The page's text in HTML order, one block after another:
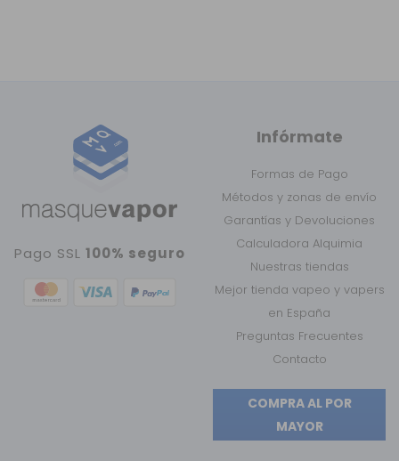
Pago SSL100% seguro
Infórmate
Formas de Pago
Métodos y zonas de envío
Garantías y Devoluciones
Calculadora Alquimia
Nuestras tiendas
Mejor tienda vapeo y vapers
en España
Preguntas Frecuentes
Contacto
COMPRA AL POR
MAYOR